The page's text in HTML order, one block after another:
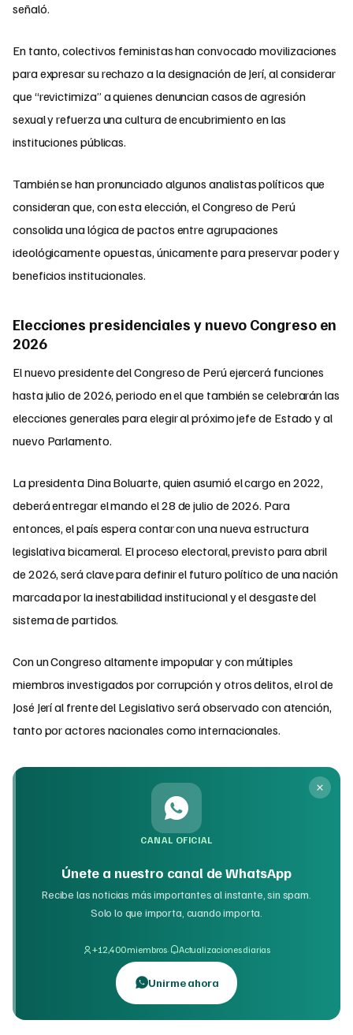
señaló.
En tanto, colectivos feministas han convocado movilizaciones
para expresar su rechazo a la designación de Jerí, al considerar
que “revictimiza” a quienes denuncian casos de agresión
sexual y refuerza una cultura de encubrimiento en las
instituciones públicas.
También se han pronunciado algunos analistas políticos que
consideran que, con esta elección, el Congreso de Perú
consolida una lógica de pactos entre agrupaciones
ideológicamente opuestas, únicamente para preservar poder y
beneficios institucionales.
Elecciones presidenciales y nuevo Congreso en
2026
El nuevo presidente del Congreso de Perú ejercerá funciones
hasta julio de 2026, periodo en el que también se celebrarán las
elecciones generales para elegir al próximo jefe de Estado y al
nuevo Parlamento.
La presidenta Dina Boluarte, quien asumió el cargo en 2022,
deberá entregar el mando el 28 de julio de 2026. Para
entonces, el país espera contar con una nueva estructura
legislativa bicameral. El proceso electoral, previsto para abril
de 2026, será clave para definir el futuro político de una nación
marcada por la inestabilidad institucional y el desgaste del
sistema de partidos.
Con un Congreso altamente impopular y con múltiples
miembros investigados por corrupción y otros delitos, el rol de
José Jerí al frente del Legislativo será observado con atención,
tanto por actores nacionales como internacionales.
CANAL OFICIAL
Únete a nuestro canal de WhatsApp
Recibe las noticias más importantes al instante, sin spam.
Solo lo que importa, cuando importa.
+12,400 miembros· Actualizaciones diarias
Unirme ahora